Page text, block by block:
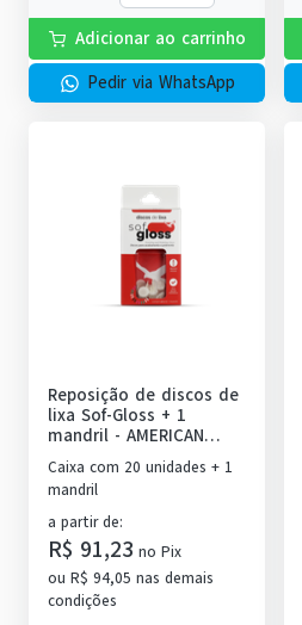
Adicionar ao carrinho
Pedir via WhatsApp
Reposição de discos de
lixa Sof-Gloss + 1
mandril - AMERICAN
BURRS
Caixa com 20 unidades + 1
mandril
a partir de:
R$ 91,23 no Pix
ou R$ 94,05 nas demais
condições